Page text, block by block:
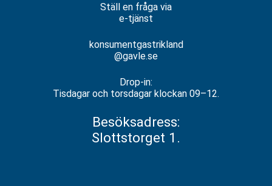
Ställ en fråga via
e-tjänst
konsumentgastrikland
@gavle.se
Drop-in:
Tisdagar och torsdagar klockan 09–12.
Besöksadress:
Slottstorget 1.